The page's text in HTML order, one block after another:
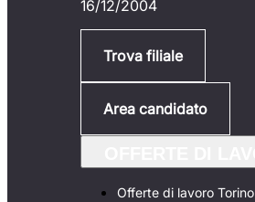
16/12/2004
Trova filiale
Area candidato
Offerte di lavoro Torino